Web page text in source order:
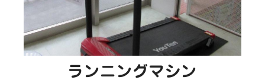
ランニングマシン